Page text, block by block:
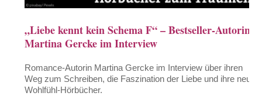
„Liebe kennt kein Schema F“ – Bestseller-Autorin
Martina Gercke im Interview
Romance-Autorin Martina Gercke im Interview über ihren
Weg zum Schreiben, die Faszination der Liebe und ihre neuen
Wohlfühl-Hörbücher.